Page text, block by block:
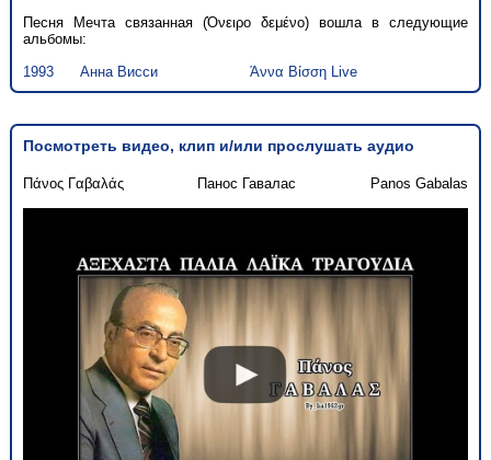
Песня Мечта cвязанная (Όνειρο δεμένο) вошла в следующие
альбомы:
1993
Анна Висси Άννα Βίσση Live
Посмотреть видео, клип и/или прослушать аудио
Πάνος Γαβαλάς Панос Гавалас Panos Gabalas